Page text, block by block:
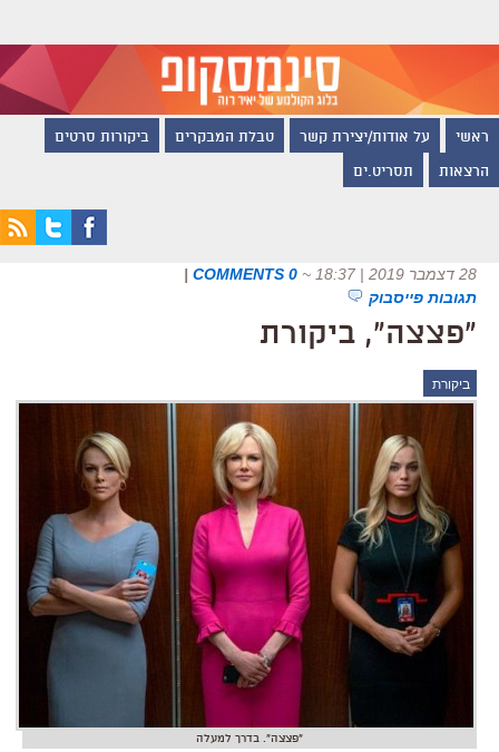
ראשי על אודות/יצירת קשר טבלת המבקרים ביקורות סרטים
הרצאות תסריט.ים
28 דצמבר 2019 | 18:37 ~
0 COMMENTS
|
תגובות פייסבוק
"פצצה", ביקורת
ביקורת
"פצצה". בדרך למעלה